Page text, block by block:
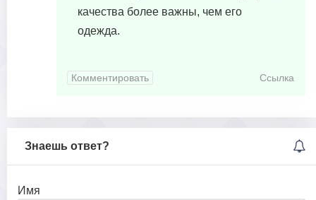
качества более важны, чем его
одежда.
Комментировать Ссылка
Знаешь ответ?
Имя